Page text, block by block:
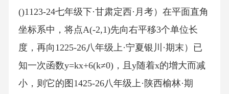
()1123-24七年级下·甘肃定西·月考）在平面直角
坐标系中，将点A(-2,1)先向右平移3个单位长
度，再向1225-26八年级上·宁夏银川·期末）已
知一次函数y=kx+6(k≠0)，且y随着x的增大而减
小，则它的图1425-26八年级上·陕西榆林·期